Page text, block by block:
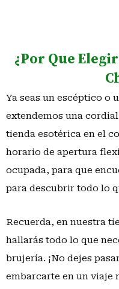
¿Por Que
Ya seas un escéptico o
extendemos una
tienda esotérica en el
horario de apertura
ocupada, para que
para descubrir todo lo
Recuerda, en nuestra
hallarás todo lo que
brujería. ¡No dejes
embarcarte en un viaje